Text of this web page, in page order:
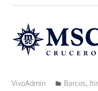
VivoAdmin
Barcos,